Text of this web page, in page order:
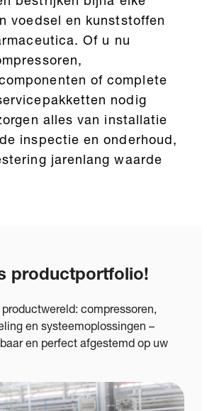
voedsel en kunststoffen
Of u nu
of complete
nodig
alles van installatie
inspectie en onderhoud,
jarenlang waarde
productportfolio!
compressoren,
en systeemoplossingen –
en perfect afgestemd op uw